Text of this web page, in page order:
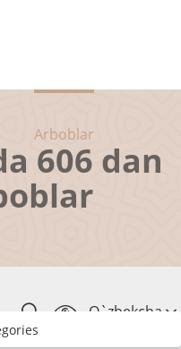
Arboblar
O`zbekcha
606 dan